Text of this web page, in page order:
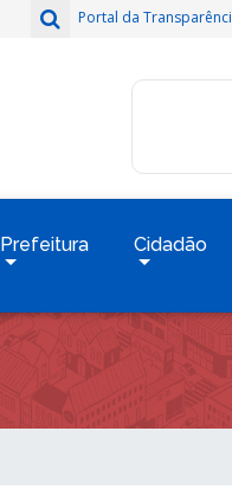
Portal da
Prefeitura Cidadão